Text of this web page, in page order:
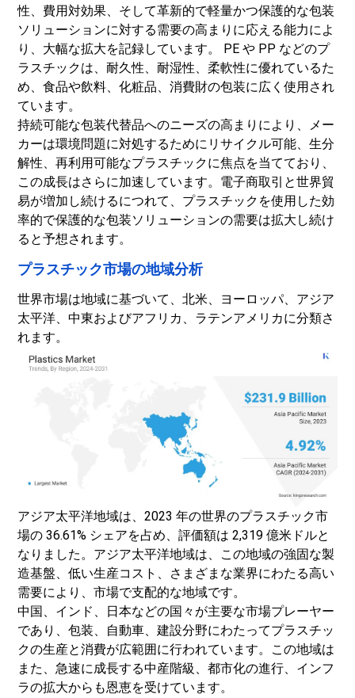
性、費用対効果、そして革新的で軽量かつ保護的な包装
ソリューションに対する需要の高まりに応える能力によ
り、大幅な拡大を記録しています。 PE や PP などのプ
ラスチックは、耐久性、耐湿性、柔軟性に優れているた
め、食品や飲料、化粧品、消費財の包装に広く使用され
ています。
持続可能な包装代替品へのニーズの高まりにより、メー
カーは環境問題に対処するためにリサイクル可能、生分
解性、再利用可能なプラスチックに焦点を当てており、
この成長はさらに加速しています。電子商取引と世界貿
易が増加し続けるにつれて、プラスチックを使用した効
率的で保護的な包装ソリューションの需要は拡大し続け
ると予想されます。
プラスチック市場の地域分析
世界市場は地域に基づいて、北米、ヨーロッパ、アジア
太平洋、中東およびアフリカ、ラテンアメリカに分類さ
れます。
アジア太平洋地域は、2023 年の世界のプラスチック市
場の 36.61% シェアを占め、評価額は 2,319 億米ドルと
なりました。アジア太平洋地域は、この地域の強固な製
造基盤、低い生産コスト、さまざまな業界にわたる高い
需要により、市場で支配的な地域です。
中国、インド、日本などの国々が主要な市場プレーヤー
であり、包装、自動車、建設分野にわたってプラスチッ
クの生産と消費が広範囲に行われています。この地域は
また、急速に成長する中産階級、都市化の進行、インフ
ラの拡大からも恩恵を受けています。